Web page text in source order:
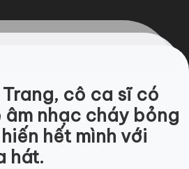
cô ca sĩ có
âm nhạc cháy bỏng
hết mình với
hát.